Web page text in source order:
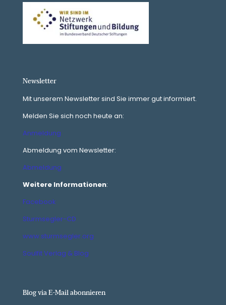
Newsletter
Mit unserem Newsletter sind Sie immer gut informiert.
Melden Sie sich noch heute an:
Anmeldung
Abmeldung vom Newsletter:
Abmeldung
Weitere Informationen:
Facebook
Sturmsegler-CD
www.sturmsegler.org
Soulfit Verlag & Blog
Blog via E-Mail abonnieren